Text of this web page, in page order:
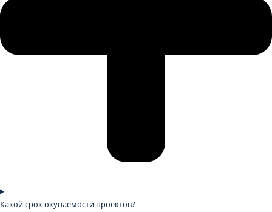
Какой срок окупаемости проектов?